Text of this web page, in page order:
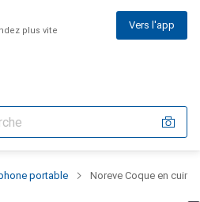
plus vite Vers l'app
portable Noreve Coque en cuir